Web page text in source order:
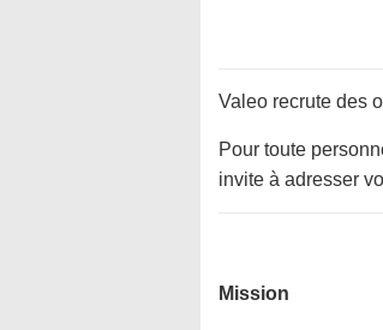
Valeo recrute des
Pour toute
invite à adresser
Mission